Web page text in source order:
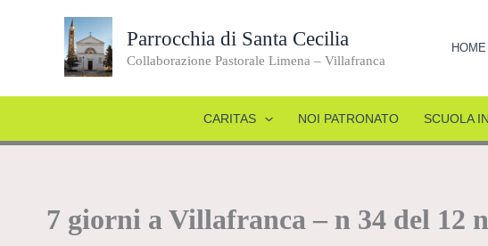
Parrocchia di Santa Cecilia
Collaborazione Pastorale Limena – Villafranca
HOME
CARITAS NOI PATRONATO SCUOLA
7 giorni a Villafranca – n 34 del 12